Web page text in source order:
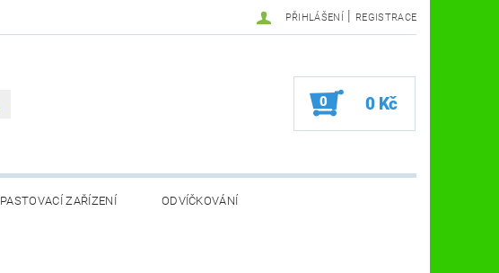
PŘIHLÁŠENÍ | REGISTRACE
0 0 Kč
PASTOVACÍ ZAŘÍZENÍ ODVÍČKOVÁNÍ